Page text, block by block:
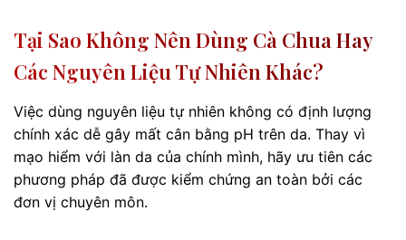
Tại Sao Không Nên Dùng Cà Chua Hay
Các Nguyên Liệu Tự Nhiên Khác?
Việc dùng nguyên liệu tự nhiên không có định lượng
chính xác dễ gây mất cân bằng pH trên da. Thay vì
mạo hiểm với làn da của chính mình, hãy ưu tiên các
phương pháp đã được kiểm chứng an toàn bởi các
đơn vị chuyên môn.